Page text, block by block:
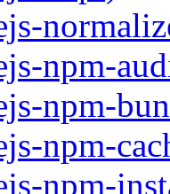
npm-
npm-
npm-
npm-